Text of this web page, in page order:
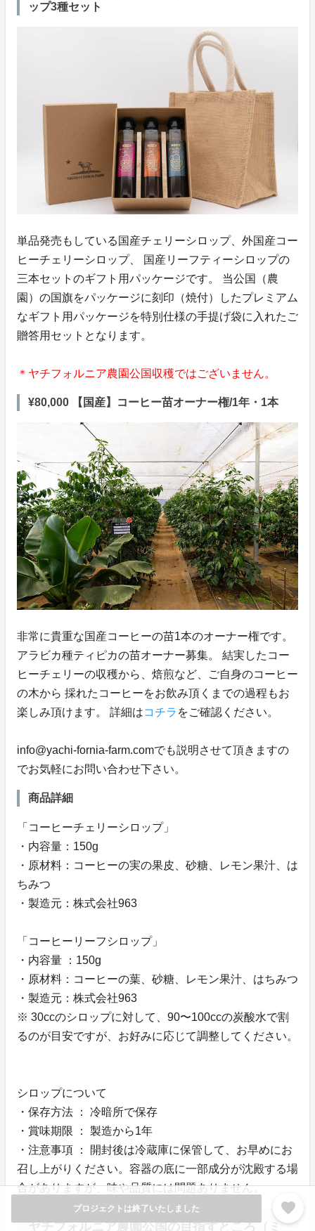
プロジェクトは終了いたしました favorite
ップ3種セット
単品発売もしている国産チェリーシロップ、外国産コー
ヒーチェリーシロップ、 国産リーフティーシロップの
三本セットのギフト用パッケージです。 当公国（農
園）の国旗をパッケージに刻印（焼付）したプレミアム
なギフト用パッケージを特別仕様の手提げ袋に入れたご
贈答用セットとなります。
＊ヤチフォルニア農園公国収穫ではございません。
¥80,000 【国産】コーヒー苗オーナー権/1年・1本
非常に貴重な国産コーヒーの苗1本のオーナー権です。
アラビカ種ティピカの苗オーナー募集。 結実したコー
ヒーチェリーの収穫から、焙煎など、ご自身のコーヒー
の木から 採れたコーヒーをお飲み頂くまでの過程もお
楽しみ頂けます。 詳細はコチラ をご確認ください。
info@yachi-fornia-farm.comでも説明させて頂きますの
でお気軽にお問い合わせ下さい。
商品詳細
「コーヒーチェリーシロップ」
・内容量：150g
・原材料：コーヒーの実の果皮、砂糖、レモン果汁、は
ちみつ
・製造元：株式会社963
「コーヒーリーフシロップ」
・内容量 ：150g
・原材料：コーヒーの葉、砂糖、レモン果汁、はちみつ
・製造元：株式会社963
※ 30ccのシロップに対して、90〜100ccの炭酸水で割
るのが目安ですが、お好みに応じて調整してください。
シロップについて
・保存方法 ： 冷暗所で保存
・賞味期限 ： 製造から1年
・注意事項 ： 開封後は冷蔵庫に保管して、お早めにお
召し上がりください。容器の底に一部成分が沈殿する場
合がありますが、味や品質には問題ありません。
ヤチフォルニア農園公国の目指すところ（ミ